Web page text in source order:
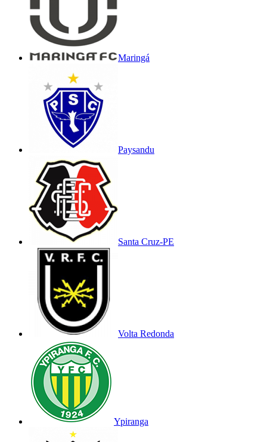
Maringá
Paysandu
Santa Cruz-PE
Volta Redonda
Ypiranga